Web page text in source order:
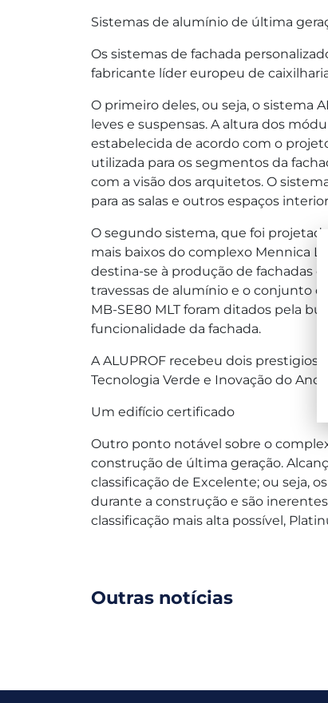
Sistemas de alumínio de última
Os sistemas de fachada
fabricante líder europeu de
O primeiro deles, ou seja, o sistema
leves e suspensas. A altura dos
estabelecida de acordo com o
utilizada para os segmentos da
com a visão dos arquitetos. O
para as salas e outros espaços
O segundo sistema, que foi
mais baixos do complexo Mennica
destina-se à produção de fachadas
travessas de alumínio e o conjunto
MB-SE80 MLT foram ditados pela
funcionalidade da fachada.
A ALUPROF recebeu dois
Tecnologia Verde e Inovação do Ano.
Um edifício certificado
Outro ponto notável sobre o
construção de última geração.
classificação de Excelente; ou seja,
durante a construção e são
classificação mais alta possível,
Outras notícias